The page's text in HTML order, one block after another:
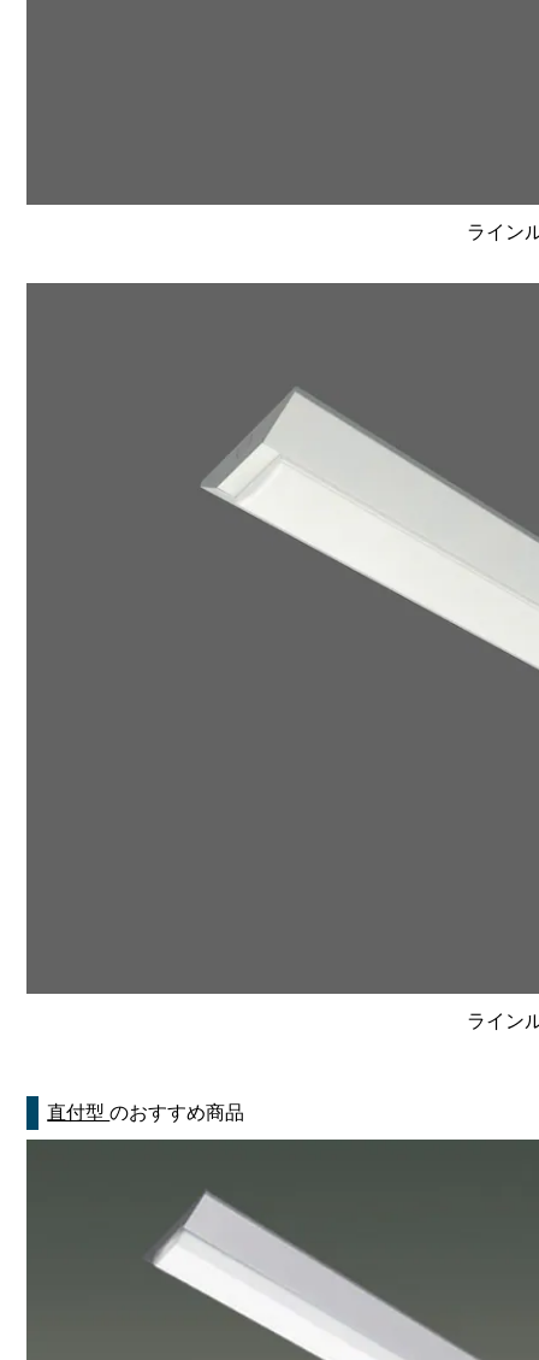
ライン
ライン
直付型のおすすめ商品